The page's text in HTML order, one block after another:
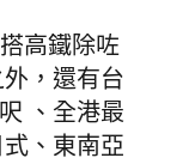
高鐵除咗
，還有台
、全港最
、東南亞